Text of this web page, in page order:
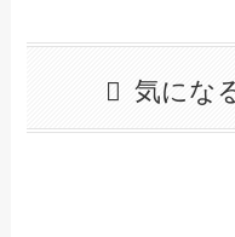
気にな